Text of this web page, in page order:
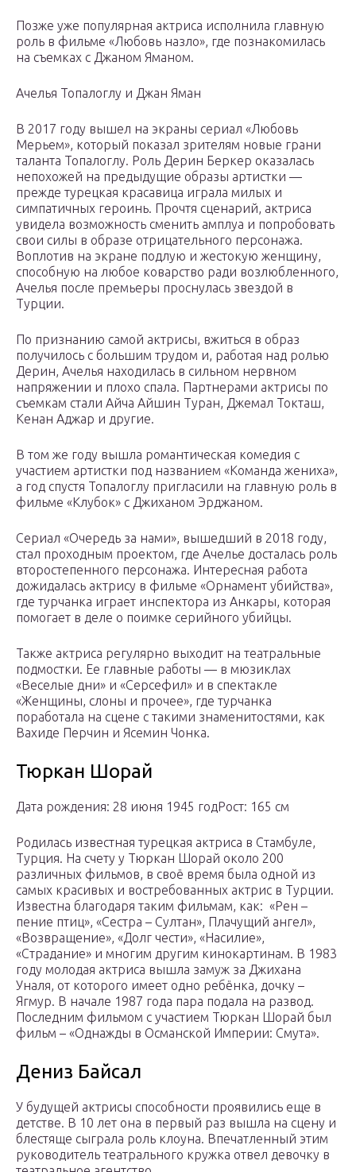
Позже уже популярная актриса исполнила главную
роль в фильме «Любовь назло», где познакомилась
на съемках с Джаном Яманом.
Ачелья Топалоглу и Джан Яман
В 2017 году вышел на экраны сериал «Любовь
Мерьем», который показал зрителям новые грани
таланта Топалоглу. Роль Дерин Беркер оказалась
непохожей на предыдущие образы артистки —
прежде турецкая красавица играла милых и
симпатичных героинь. Прочтя сценарий, актриса
увидела возможность сменить амплуа и попробовать
свои силы в образе отрицательного персонажа.
Воплотив на экране подлую и жестокую женщину,
способную на любое коварство ради возлюбленного,
Ачелья после премьеры проснулась звездой в
Турции.
По признанию самой актрисы, вжиться в образ
получилось с большим трудом и, работая над ролью
Дерин, Ачелья находилась в сильном нервном
напряжении и плохо спала. Партнерами актрисы по
съемкам стали Айча Айшин Туран, Джемал Токташ,
Кенан Аджар и другие.
В том же году вышла романтическая комедия с
участием артистки под названием «Команда жениха»,
а год спустя Топалоглу пригласили на главную роль в
фильме «Клубок» с Джиханом Эрджаном.
Сериал «Очередь за нами», вышедший в 2018 году,
стал проходным проектом, где Ачелье досталась роль
второстепенного персонажа. Интересная работа
дожидалась актрису в фильме «Орнамент убийства»,
где турчанка играет инспектора из Анкары, которая
помогает в деле о поимке серийного убийцы.
Также актриса регулярно выходит на театральные
подмостки. Ее главные работы — в мюзиклах
«Веселые дни» и «Серсефил» и в спектакле
«Женщины, слоны и прочее», где турчанка
поработала на сцене с такими знаменитостями, как
Вахиде Перчин и Ясемин Чонка.
Тюркан Шорай
Дата рождения: 28 июня 1945 годРост: 165 см
Родилась известная турецкая актриса в Стамбуле,
Турция. На счету у Тюркан Шорай около 200
различных фильмов, в своё время была одной из
самых красивых и востребованных актрис в Турции.
Известна благодаря таким фильмам, как: «Рен –
пение птиц», «Сестра – Султан», Плачущий ангел»,
«Возвращение», «Долг чести», «Насилие»,
«Страдание» и многим другим кинокартинам. В 1983
году молодая актриса вышла замуж за Джихана
Уналя, от которого имеет одно ребёнка, дочку –
Ягмур. В начале 1987 года пара подала на развод.
Последним фильмом с участием Тюркан Шорай был
фильм – «Однажды в Османской Империи: Смута».
Дениз Байсал
У будущей актрисы способности проявились еще в
детстве. В 10 лет она в первый раз вышла на сцену и
блестяще сыграла роль клоуна. Впечатленный этим
руководитель театрального кружка отвел девочку в